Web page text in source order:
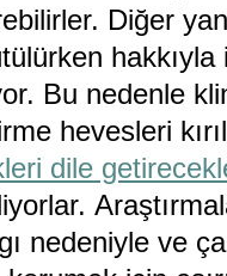
Diğer
Bu nedenle
hevesleri
dile
nedeniyle ve